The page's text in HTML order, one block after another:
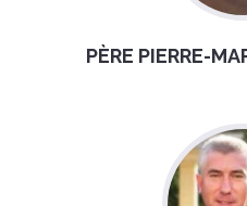
PÈRE PIERRE-